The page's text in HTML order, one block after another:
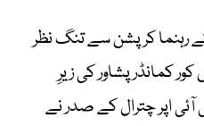
رہنما کرپشن سے تنگ نظر
کمانڈر پشاور کی زیرِ
اپر چترال کے صدر نے